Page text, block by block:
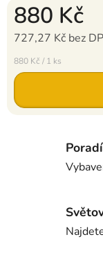
880 Kč
727,27 Kč bez
Měrná cena:
880 Kč / 1 ks